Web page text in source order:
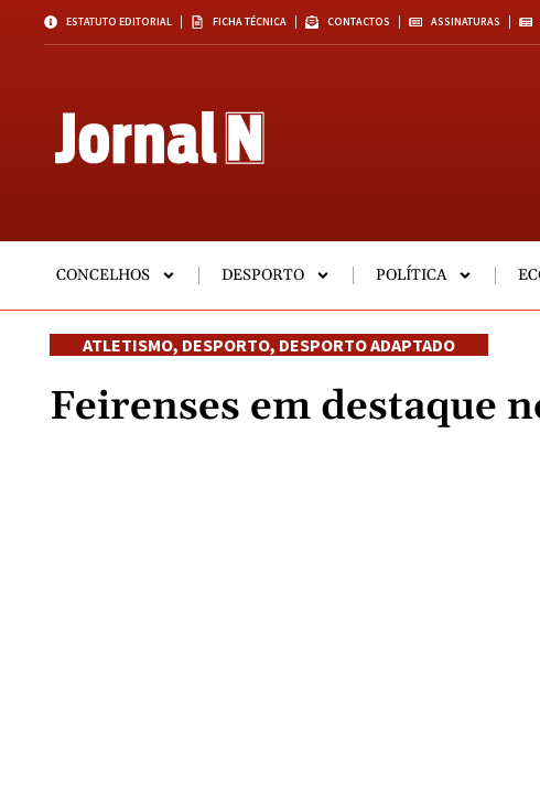
ESTATUTO EDITORIAL FICHA TÉCNICA CONTACTOS ASSINATURAS
CONCELHOS DESPORTO POLÍTICA
ATLETISMO, DESPORTO, DESPORTO ADAPTADO
Feirenses em destaque